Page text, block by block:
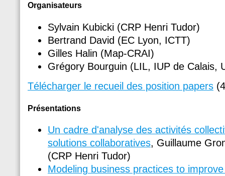
Organisateurs
Sylvain Kubicki (CRP Henri Tudor)
Bertrand David (EC Lyon, ICTT)
Gilles Halin (Map-CRAI)
Grégory Bourguin (LIL, IUP de Calais,
Télécharger le recueil des position papers
Présentations
Un cadre d'analyse des activités
solutions collaboratives, Guillaume
(CRP Henri Tudor)
Modeling business practices to